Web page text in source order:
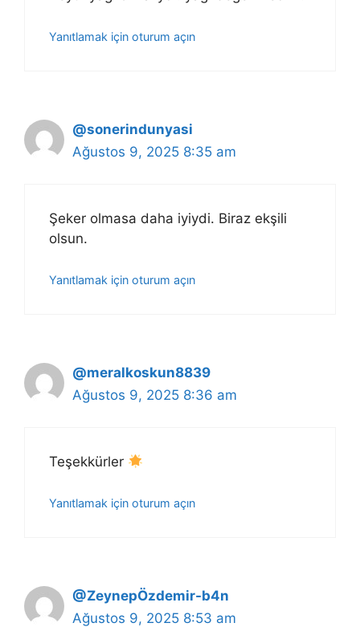
Yanıtlamak için oturum açın
@sonerindunyasi
Ağustos 9, 2025 8:35 am
Şeker olmasa daha iyiydi. Biraz ekşili
olsun.
Yanıtlamak için oturum açın
@meralkoskun8839
Ağustos 9, 2025 8:36 am
Teşekkürler
Yanıtlamak için oturum açın
@ZeynepÖzdemir-b4n
Ağustos 9, 2025 8:53 am